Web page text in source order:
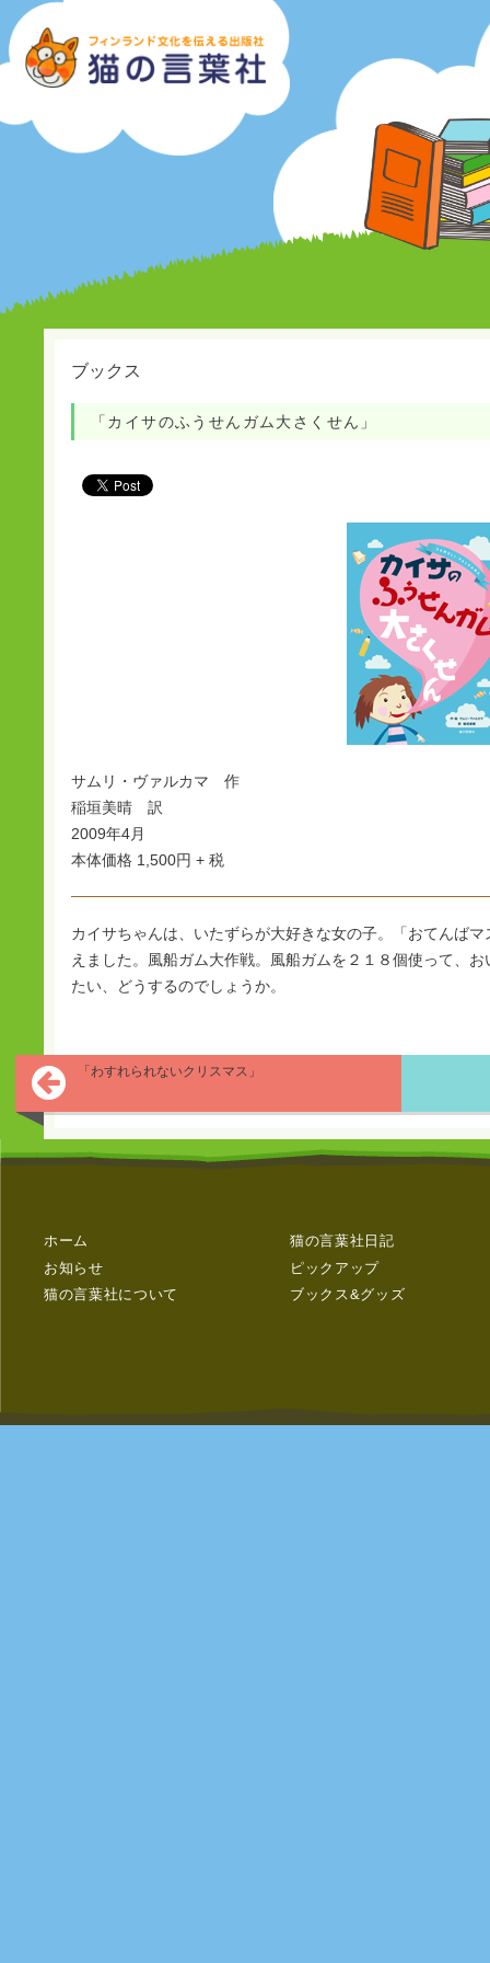
ブックス
「カイサのふうせんガム大さくせん」
サムリ・ヴァルカマ 作
稲垣美晴 訳
2009年4月
本体価格 1,500円 + 税
カイサちゃんは、いたずらが大好きな女の子。「おてんば
えました。風船ガム大作戦。風船ガムを２１８個使って、
たい、どうするのでしょうか。
「わすれられないクリスマス」
ホーム
お知らせ
猫の言葉社について
猫の言葉社日記
ピックアップ
ブックス&グッズ